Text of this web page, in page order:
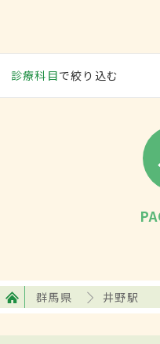
診療科目で絞り込む
群馬県 井野駅